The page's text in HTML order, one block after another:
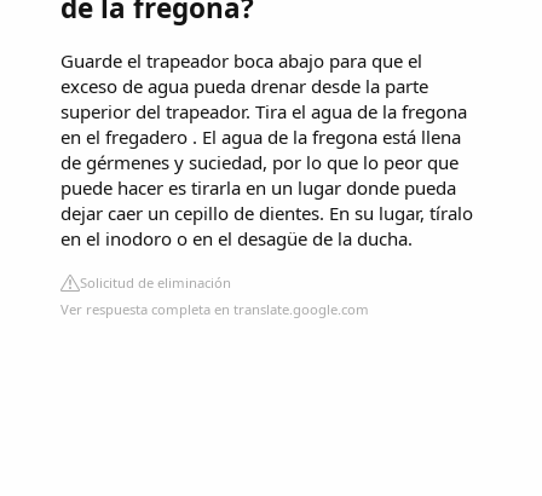
de la fregona?
Guarde el trapeador boca abajo para que el
exceso de agua pueda drenar desde la parte
superior del trapeador. Tira el agua de la fregona
en el fregadero . El agua de la fregona está llena
de gérmenes y suciedad, por lo que lo peor que
puede hacer es tirarla en un lugar donde pueda
dejar caer un cepillo de dientes. En su lugar, tíralo
en el inodoro o en el desagüe de la ducha.
Solicitud de eliminación
Ver respuesta completa en translate.google.com